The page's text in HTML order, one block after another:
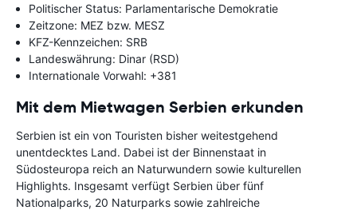
Politischer Status: Parlamentarische Demokratie
Zeitzone: MEZ bzw. MESZ
KFZ-Kennzeichen: SRB
Landeswährung: Dinar (RSD)
Internationale Vorwahl: +381
Mit dem Mietwagen Serbien erkunden
Serbien ist ein von Touristen bisher weitestgehend
unentdecktes Land. Dabei ist der Binnenstaat in
Südosteuropa reich an Naturwundern sowie kulturellen
Highlights. Insgesamt verfügt Serbien über fünf
Nationalparks, 20 Naturparks sowie zahlreiche